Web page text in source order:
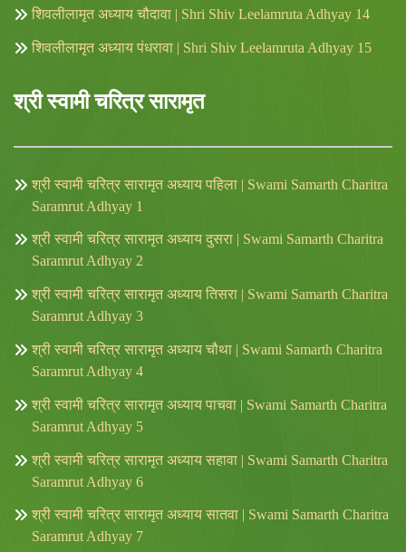
शिवलीलामृत अध्याय चौदावा | Shri Shiv Leelamruta Adhyay 14
शिवलीलामृत अध्याय पंधरावा | Shri Shiv Leelamruta Adhyay 15
श्री स्वामी चरित्र सारामृत
श्री स्वामी चरित्र सारामृत अध्याय पहिला | Swami Samarth Charitra
Saramrut Adhyay 1
श्री स्वामी चरित्र सारामृत अध्याय दुसरा | Swami Samarth Charitra
Saramrut Adhyay 2
श्री स्वामी चरित्र सारामृत अध्याय तिसरा | Swami Samarth Charitra
Saramrut Adhyay 3
श्री स्वामी चरित्र सारामृत अध्याय चौथा | Swami Samarth Charitra
Saramrut Adhyay 4
श्री स्वामी चरित्र सारामृत अध्याय पाचवा | Swami Samarth Charitra
Saramrut Adhyay 5
श्री स्वामी चरित्र सारामृत अध्याय सहावा | Swami Samarth Charitra
Saramrut Adhyay 6
श्री स्वामी चरित्र सारामृत अध्याय सातवा | Swami Samarth Charitra
Saramrut Adhyay 7